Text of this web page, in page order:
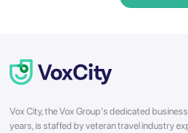
Vox City, the Vox Group's dedicated
years, is staffed by veteran travel industry